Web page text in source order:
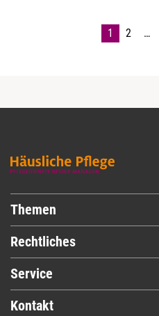
1 2 …
Themen
Rechtliches
Service
Kontakt